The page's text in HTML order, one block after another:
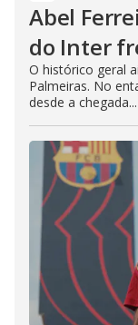
Abel
do Inter
O histórico geral
Palmeiras. No
desde a chegada...